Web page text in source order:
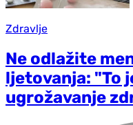
Zdravlje
Ne odlažite
ljetovanja: "To
ugrožavanje